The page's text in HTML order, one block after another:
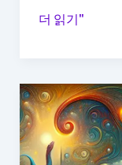
을
탐
는
꿈
해
몽
성
몽:
성
공
을
더 읽기"